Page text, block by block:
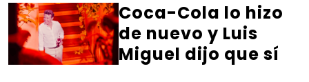
Coca-Cola lo hizo
de nuevo y Luis
Miguel dijo que sí